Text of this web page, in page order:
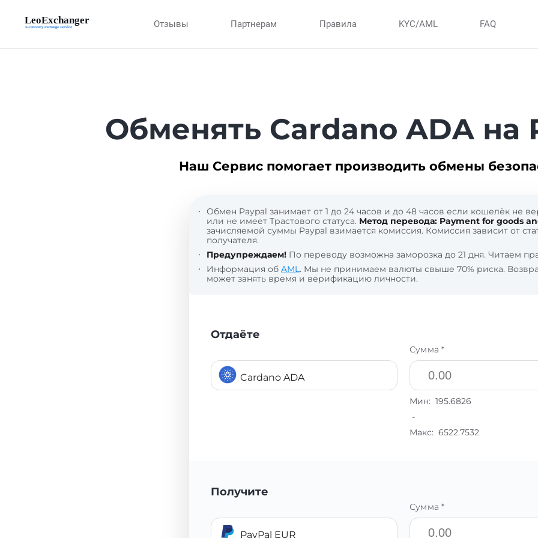
Отзывы Партнерам Правила KYC/AML FAQ
Обменять Cardano ADA на
Наш Сервис помогает производить обмены
Обмен Paypal занимает от 1 до 24 часов и до 48 часов если кошелёк не
или не имеет Трастового статуса. Метод перевода: Payment for goods
зачисляемой суммы Paypal взимается комиссия. Комиссия зависит от
получателя.
Предупреждаем! По переводу возможна заморозка до 21 дня. Читаем
Информация об AML. Мы не принимаем валюты свыше 70% риска.
может занять время и верификацию личности.
Отдаёте
Cardano ADA
Сумма *
Мин: 195.6826
-
Макс: 6522.7532
Получите
PayPal EUR
Сумма *